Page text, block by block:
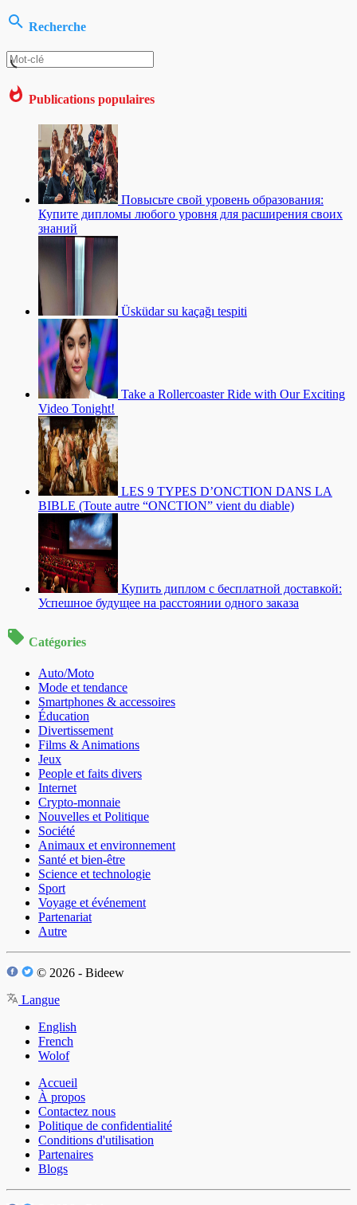
Recherche
Publications populaires
Повысьте свой уровень образования:
Купите дипломы любого уровня для расширения своих
знаний
Üsküdar su kaçağı tespiti
Take a Rollercoaster Ride with Our Exciting
Video Tonight!
LES 9 TYPES D’ONCTION DANS LA
BIBLE (Toute autre “ONCTION” vient du diable)
Купить диплом с бесплатной доставкой:
Успешное будущее на расстоянии одного заказа
Catégories
Auto/Moto
Mode et tendance
Smartphones & accessoires
Éducation
Divertissement
Films & Animations
Jeux
People et faits divers
Internet
Crypto-monnaie
Nouvelles et Politique
Société
Animaux et environnement
Santé et bien-être
Science et technologie
Sport
Voyage et événement
Partenariat
Autre
© 2026 - Bideew
Langue
English
French
Wolof
Accueil
À propos
Contactez nous
Politique de confidentialité
Conditions d'utilisation
Partenaires
Blogs